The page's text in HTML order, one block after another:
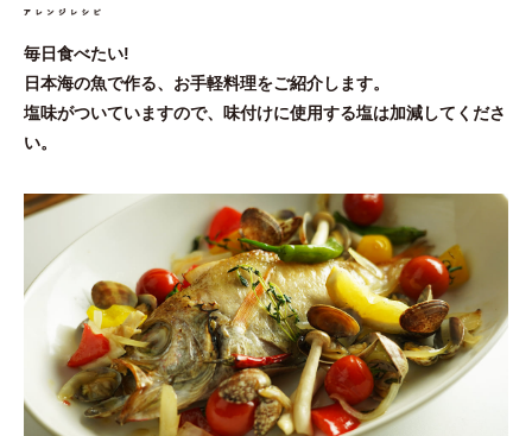
毎日食べたい!
日本海の魚で作る、お手軽料理をご紹介します。
塩味がついていますので、味付けに使用する塩は加減してくださ
い。